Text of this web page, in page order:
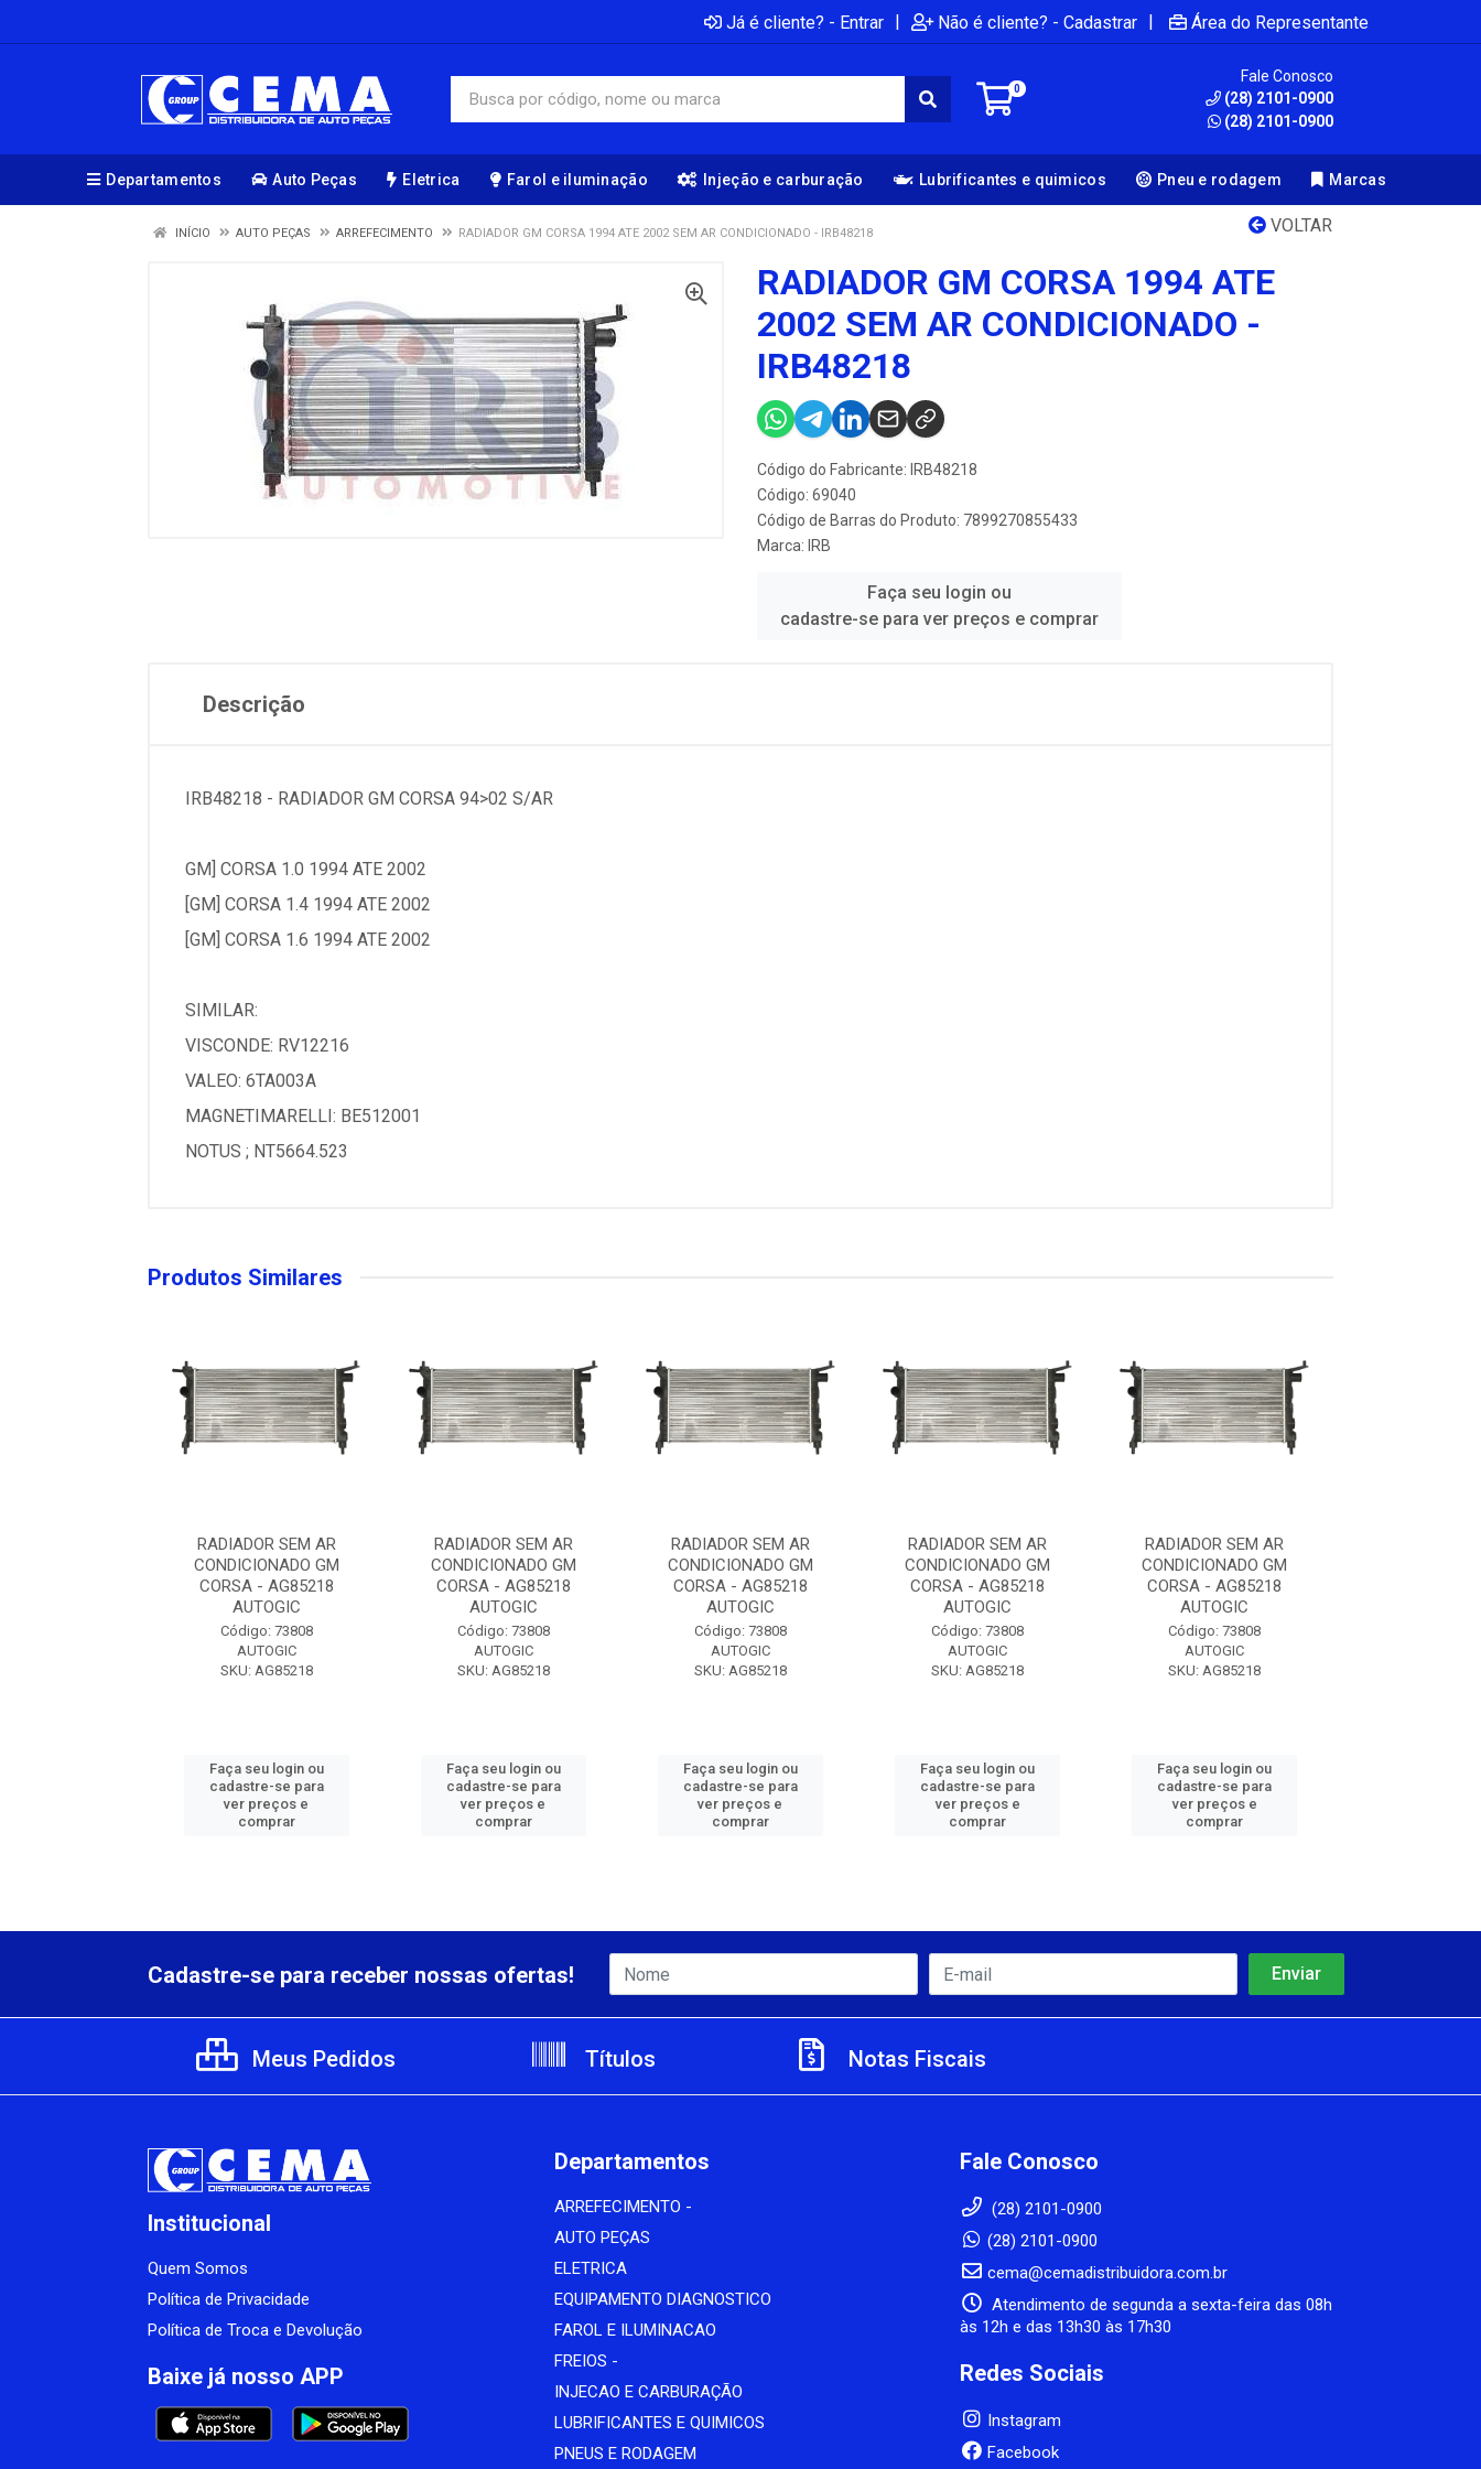
Já é cliente? - Entrar | Não é cliente? - Cadastrar | Área do Representante
0
Fale Conosco
(28) 2101-0900
(28) 2101-0900
Departamentos Auto Peças Eletrica Farol e iluminação Injeção e carburação Lubrificantes e quimicos Pneu e rodagem Marcas
VOLTAR
INÍCIO AUTO PEÇAS ARREFECIMENTO RADIADOR GM CORSA 1994 ATE 2002 SEM AR CONDICIONADO - IRB48218
RADIADOR GM CORSA 1994 ATE
2002 SEM AR CONDICIONADO -
IRB48218
Código do Fabricante: IRB48218
Código: 69040
Código de Barras do Produto: 7899270855433
Marca: IRB
Faça seu login ou
cadastre-se para ver preços e comprar
Descrição
IRB48218 - RADIADOR GM CORSA 94>02 S/AR
GM] CORSA 1.0 1994 ATE 2002
[GM] CORSA 1.4 1994 ATE 2002
[GM] CORSA 1.6 1994 ATE 2002
SIMILAR:
VISCONDE: RV12216
VALEO: 6TA003A
MAGNETIMARELLI: BE512001
NOTUS ; NT5664.523
Produtos Similares
RADIADOR SEM AR
CONDICIONADO GM
CORSA - AG85218
AUTOGIC
Código: 73808
AUTOGIC
SKU: AG85218
Faça seu login ou
cadastre-se para
ver preços e
comprar
RADIADOR SEM AR
CONDICIONADO GM
CORSA - AG85218
AUTOGIC
Código: 73808
AUTOGIC
SKU: AG85218
Faça seu login ou
cadastre-se para
ver preços e
comprar
RADIADOR SEM AR
CONDICIONADO GM
CORSA - AG85218
AUTOGIC
Código: 73808
AUTOGIC
SKU: AG85218
Faça seu login ou
cadastre-se para
ver preços e
comprar
RADIADOR SEM AR
CONDICIONADO GM
CORSA - AG85218
AUTOGIC
Código: 73808
AUTOGIC
SKU: AG85218
Faça seu login ou
cadastre-se para
ver preços e
comprar
RADIADOR SEM AR
CONDICIONADO GM
CORSA - AG85218
AUTOGIC
Código: 73808
AUTOGIC
SKU: AG85218
Faça seu login ou
cadastre-se para
ver preços e
comprar
Cadastre-se para receber nossas ofertas!
Meus Pedidos Títulos Notas Fiscais
Institucional
Quem Somos
Política de Privacidade
Política de Troca e Devolução
Baixe já nosso APP
Departamentos
ARREFECIMENTO -
AUTO PEÇAS
ELETRICA
EQUIPAMENTO DIAGNOSTICO
FAROL E ILUMINACAO
FREIOS -
INJECAO E CARBURAÇÃO
LUBRIFICANTES E QUIMICOS
PNEUS E RODAGEM
Fale Conosco
(28) 2101-0900
(28) 2101-0900
cema@cemadistribuidora.com.br
Atendimento de segunda a sexta-feira das 08h
às 12h e das 13h30 às 17h30
Redes Sociais
Instagram
Facebook